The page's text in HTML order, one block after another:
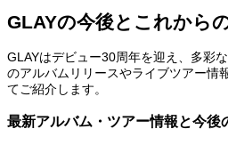
GLAYの今後とこれから
GLAYはデビュー30周年を迎え、多彩
のアルバムリリースやライブツアー情
てご紹介します。
最新アルバム・ツアー情報と今後